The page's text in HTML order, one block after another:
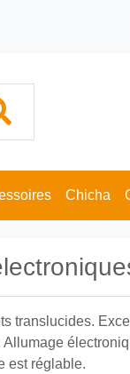
Chicha
translucides.
est réglable.